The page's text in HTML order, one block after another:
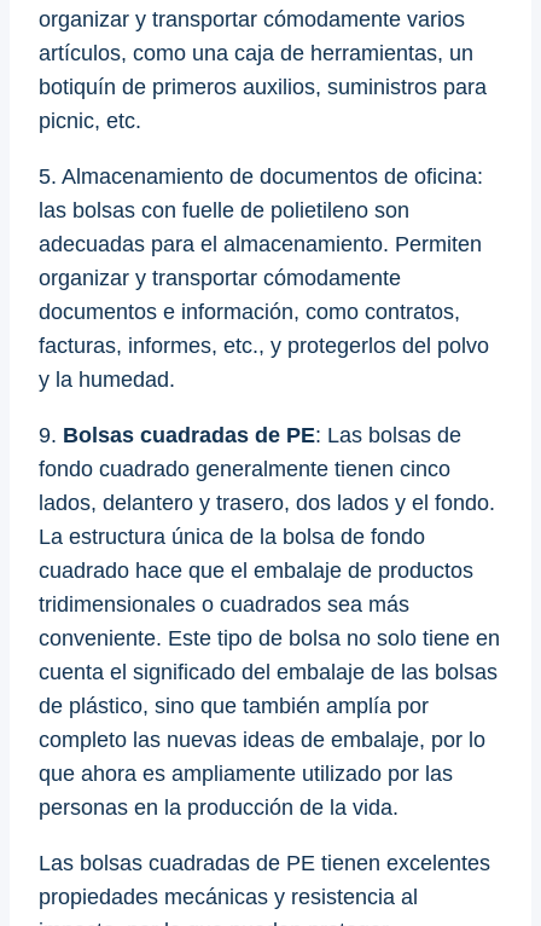
organizar y transportar cómodamente varios
artículos, como una caja de herramientas, un
botiquín de primeros auxilios, suministros para
picnic, etc.
5. Almacenamiento de documentos de oficina:
las bolsas con fuelle de polietileno son
adecuadas para el almacenamiento. Permiten
organizar y transportar cómodamente
documentos e información, como contratos,
facturas, informes, etc., y protegerlos del polvo
y la humedad.
9. Bolsas cuadradas de PE: Las bolsas de
fondo cuadrado generalmente tienen cinco
lados, delantero y trasero, dos lados y el fondo.
La estructura única de la bolsa de fondo
cuadrado hace que el embalaje de productos
tridimensionales o cuadrados sea más
conveniente. Este tipo de bolsa no solo tiene en
cuenta el significado del embalaje de las bolsas
de plástico, sino que también amplía por
completo las nuevas ideas de embalaje, por lo
que ahora es ampliamente utilizado por las
personas en la producción de la vida.
Las bolsas cuadradas de PE tienen excelentes
propiedades mecánicas y resistencia al